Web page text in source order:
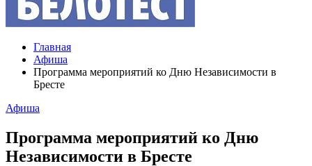
Главная
Афиша
Программа мероприятий ко Дню Независимости в
Бресте
Афиша
Программа мероприятий ко Дню
Независимости в Бресте